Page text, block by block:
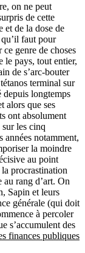
on ne peut
de cette
et de la dose de
faut pour
ce genre de choses
le pays, tout entier,
de s’arc-bouter
terminal sur
depuis longtemps
alors que ses
ont absolument
les cinq
années notamment,
la moindre
au point
la procrastination
au rang d’art. On
Sapin et leurs
générale (qui doit
à percoler
s’accumulent des
finances publiques